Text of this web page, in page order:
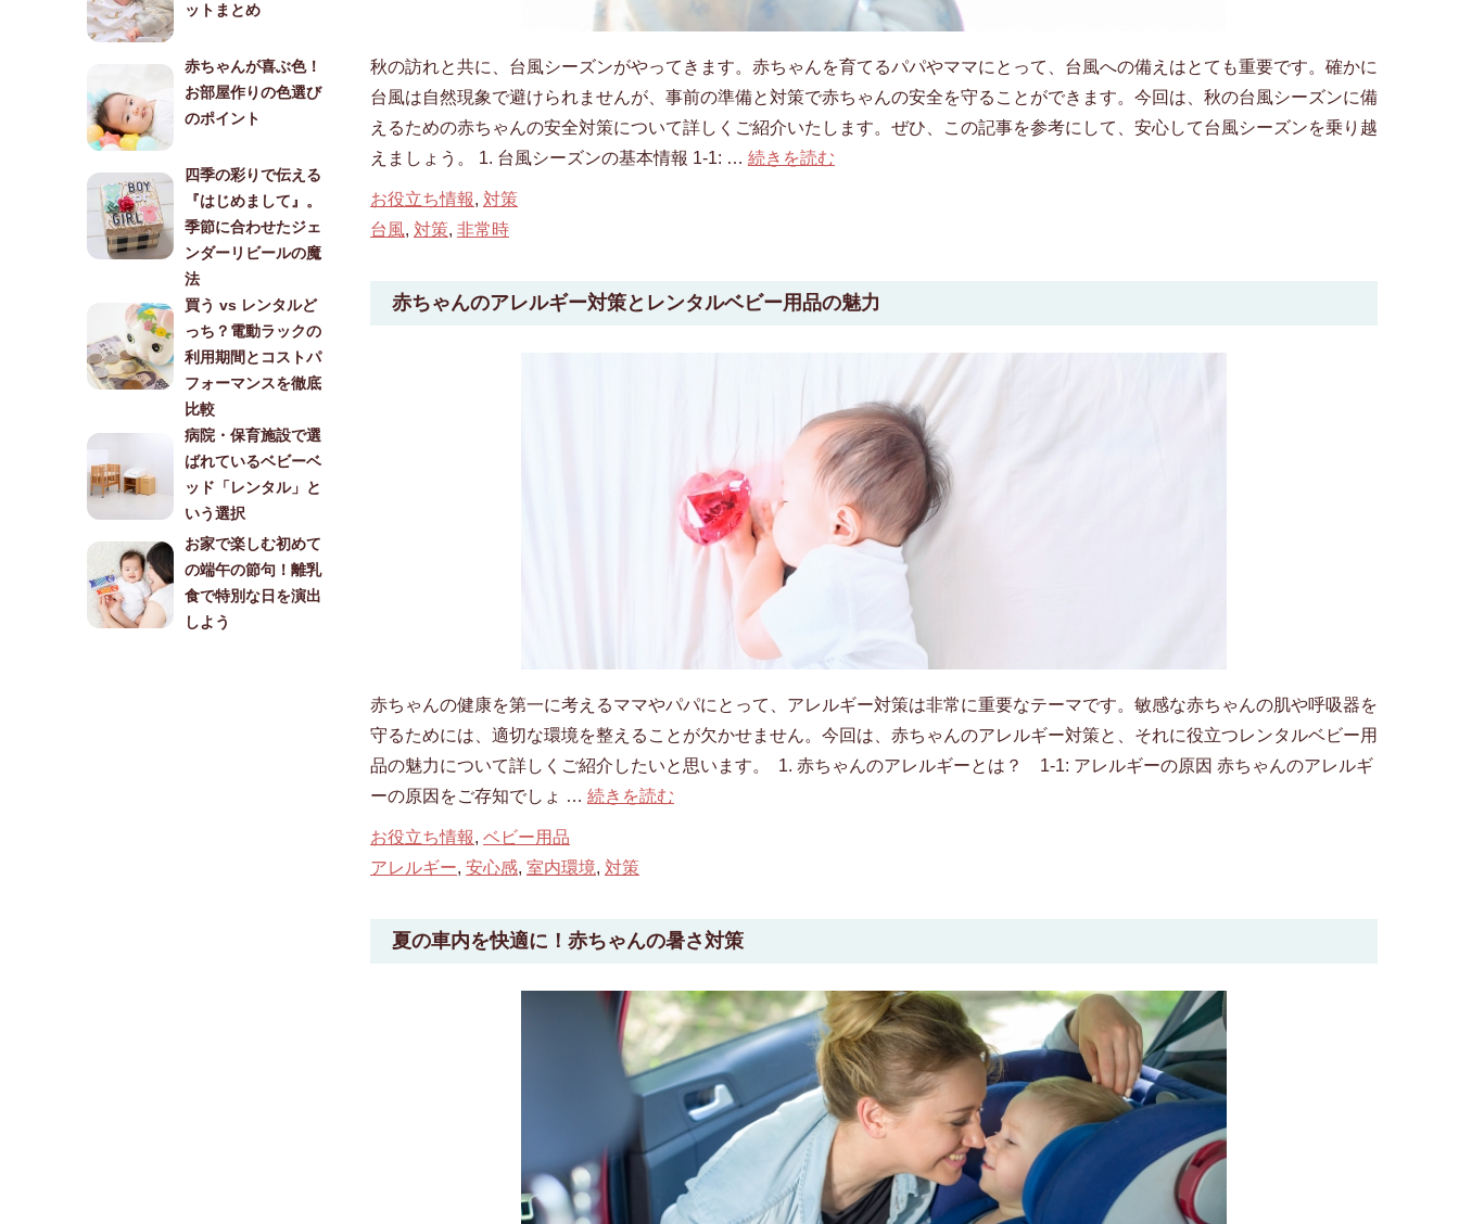
ットまとめ
赤ちゃんが喜ぶ色！
お部屋作りの色選び
のポイント
四季の彩りで伝える
『はじめまして』。
季節に合わせたジェ
ンダーリビールの魔
法
買う vs レンタルど
っち？電動ラックの
利用期間とコストパ
フォーマンスを徹底
比較
病院・保育施設で選
ばれているベビーベ
ッド「レンタル」と
いう選択
お家で楽しむ初めて
の端午の節句！離乳
食で特別な日を演出
しよう
秋の訪れと共に、台風シーズンがやってきます。赤ちゃんを育てるパパやママにとって、台風への備えはとても重要です。確かに
台風は自然現象で避けられませんが、事前の準備と対策で赤ちゃんの安全を守ることができます。今回は、秋の台風シーズンに備
えるための赤ちゃんの安全対策について詳しくご紹介いたします。ぜひ、この記事を参考にして、安心して台風シーズンを乗り越
えましょう。 1. 台風シーズンの基本情報 1-1: … 続きを読む
お役立ち情報, 対策
台風, 対策, 非常時
赤ちゃんのアレルギー対策とレンタルベビー用品の魅力
赤ちゃんの健康を第一に考えるママやパパにとって、アレルギー対策は非常に重要なテーマです。敏感な赤ちゃんの肌や呼吸器を
守るためには、適切な環境を整えることが欠かせません。今回は、赤ちゃんのアレルギー対策と、それに役立つレンタルベビー用
品の魅力について詳しくご紹介したいと思います。 1. 赤ちゃんのアレルギーとは？ 1-1: アレルギーの原因 赤ちゃんのアレルギ
ーの原因をご存知でしょ … 続きを読む
お役立ち情報, ベビー用品
アレルギー, 安心感, 室内環境, 対策
夏の車内を快適に！赤ちゃんの暑さ対策